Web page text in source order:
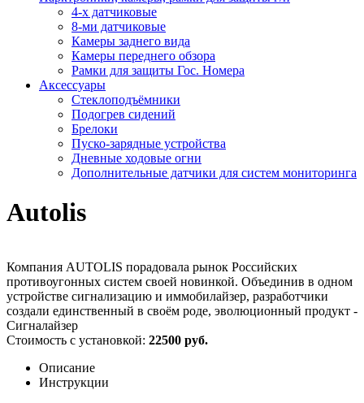
4-х датчиковые
8-ми датчиковые
Камеры заднего вида
Камеры переднего обзора
Рамки для защиты Гос. Номера
Аксессуары
Стеклоподъёмники
Подогрев сидений
Брелоки
Пуско-зарядные устройства
Дневные ходовые огни
Дополнительные датчики для систем мониторинга
Autolis
Компания AUTOLIS порадовала рынок Российских
противоугонных систем своей новинкой. Объединив в одном
устройстве сигнализацию и иммобилайзер, разработчики
создали единственный в своём роде, эволюционный продукт -
Сигналайзер
Стоимость с установкой: 22500 руб.
Описание
Инструкции